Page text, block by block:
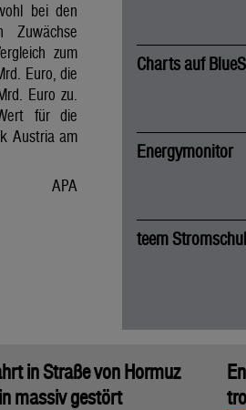
bei den
zum
Euro, die
Euro zu.
für die
Austria am
APA
Charts auf
Energymonitor
teem
in Straße von Hormuz
massiv gestört